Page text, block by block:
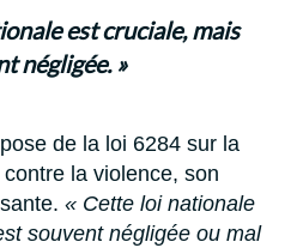
est cruciale, mais
négligée. »
de la loi 6284 sur la
la violence, son
« Cette loi nationale
souvent négligée ou mal